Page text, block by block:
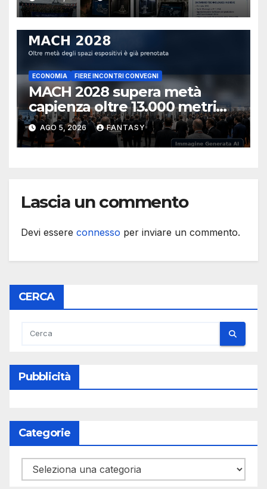
ECONOMIA FIERE INCONTRI CONVEGNI
MACH 2028 supera metà
capienza oltre 13.000 metri
quadrati già prenotati
AGO 5, 2026 FANTASY
Lascia un commento
Devi essere connesso per inviare un commento.
CERCA
Pubblicità
Categorie
Categorie